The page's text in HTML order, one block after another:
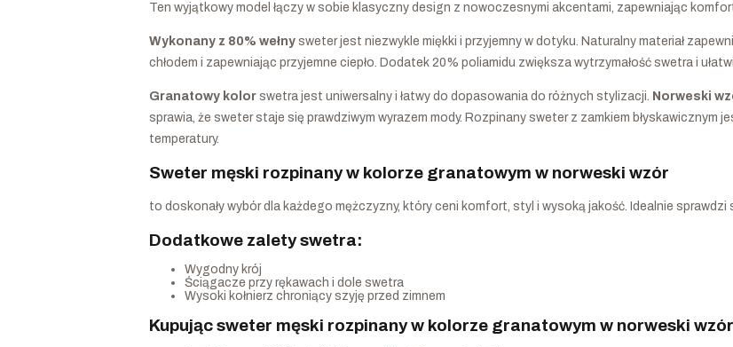
Ten wyjątkowy model łączy w sobie klasyczny design z nowoczesnymi akcentami, zapewniając
Wykonany z 80% wełny sweter jest niezwykle miękki i przyjemny w dotyku. Naturalny materiał
chłodem i zapewniając przyjemne ciepło. Dodatek 20% poliamidu zwiększa wytrzymałość swetra i
Granatowy kolor swetra jest uniwersalny i łatwy do dopasowania do różnych stylizacji. Norweski
sprawia, że sweter staje się prawdziwym wyrazem mody. Rozpinany sweter z zamkiem błyskawicznym
temperatury.
Sweter męski rozpinany w kolorze granatowym w norweski wzór
to doskonały wybór dla każdego mężczyzny, który ceni komfort, styl i wysoką jakość. Idealnie sprawdzi
Dodatkowe zalety swetra:
Wygodny krój
Ściągacze przy rękawach i dole swetra
Wysoki kołnierz chroniący szyję przed zimnem
Kupując sweter męski rozpinany w kolorze granatowym w norweski wzór